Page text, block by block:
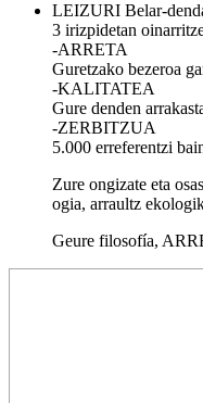
LEIZURI Belar-
3 irizpidetan
-ARRETA
Guretzako bezeroa
-KALITATEA
Gure denden
-ZERBITZUA
5.000 erreferentzi
Zure ongizate eta
ogia, arraultz
Geure filosofía,